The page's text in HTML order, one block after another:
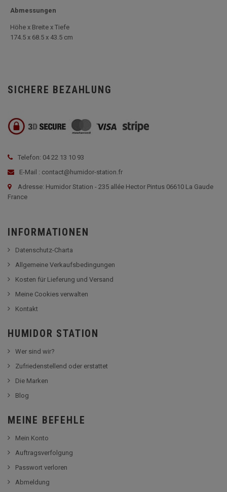
Abmessungen
Höhe x Breite x Tiefe
174.5 x 68.5 x 43.5 cm
SICHERE BEZAHLUNG
Telefon: 04 22 13 10 93
E-Mail : contact@humidor-station.fr
Adresse: Humidor Station - 235 allée Hector Pintus 06610 La Gaude
France
INFORMATIONEN
Datenschutz-Charta
Allgemeine Verkaufsbedingungen
Kosten für Lieferung und Versand
Meine Cookies verwalten
Kontakt
HUMIDOR STATION
Wer sind wir?
Zufriedenstellend oder erstattet
Die Marken
Blog
MEINE BEFEHLE
Mein Konto
Auftragsverfolgung
Passwort verloren
Abmeldung